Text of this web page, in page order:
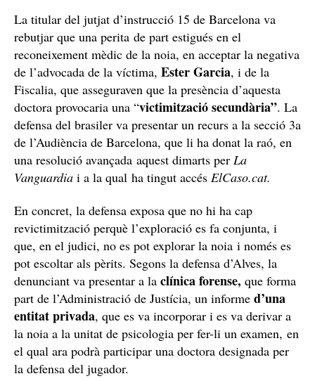
La titular del jutjat d’instrucció 15 de Barcelona va
rebutjar que una perita de part estigués en el
reconeixement mèdic de la noia, en acceptar la negativa
de l’advocada de la víctima, Ester Garcia, i de la
Fiscalia, que asseguraven que la presència d’aquesta
doctora provocaria una “victimització secundària”. La
defensa del brasiler va presentar un recurs a la secció 3a
de l’Audiència de Barcelona, que li ha donat la raó, en
una resolució avançada aquest dimarts per La
Vanguardia i a la qual ha tingut accés ElCaso.cat.